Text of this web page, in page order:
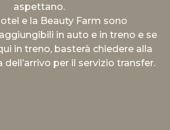
aspettano.
e la Beauty Farm sono
in auto e in treno e se
in treno, basterà chiedere alla
per il servizio transfer.